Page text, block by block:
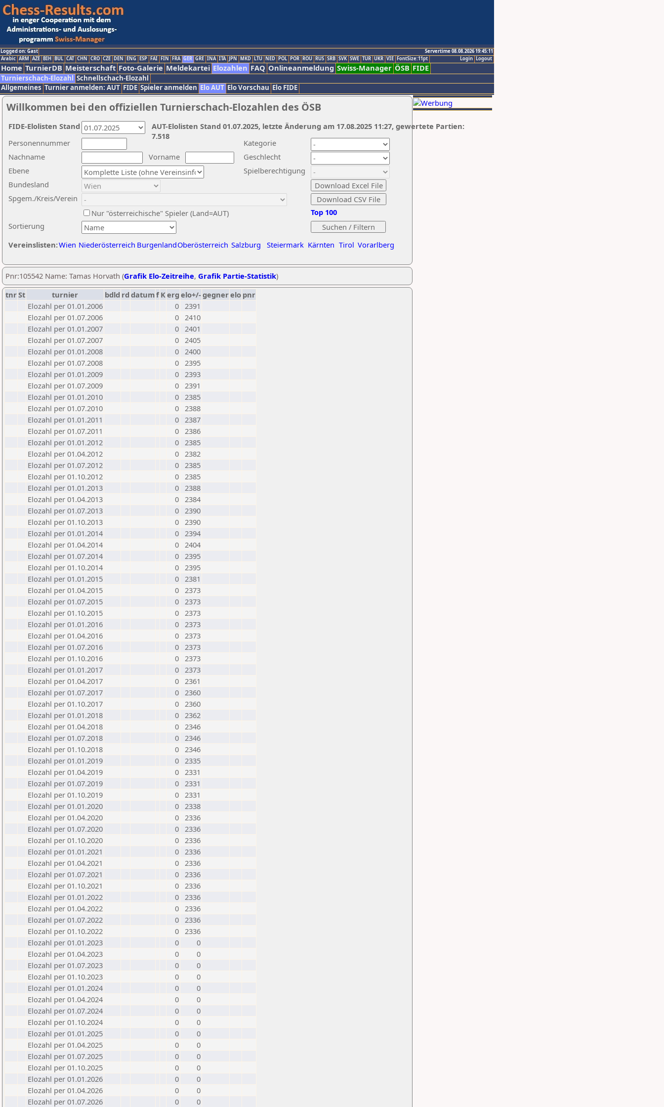
Logged on: Gast
Servertime 08.08.2026 19:45:11
Logout
Login
Arabic ARM AZE BIH BUL CAT CHN CRO CZE DEN ENG ESP FAI FIN FRA GER GRE INA ITA JPN MKD LTU NED POL POR ROU RUS SRB SVK SWE TUR UKR VIE FontSize:11pt
Home TurnierDB Meisterschaft Foto-Galerie Meldekartei Elozahlen FAQ Onlineanmeldung Swiss-Manager ÖSB FIDE
Turnierschach-Elozahl Schnellschach-Elozahl
Allgemeines Turnier anmelden: AUT FIDE Spieler anmelden Elo AUT Elo Vorschau Elo FIDE
Willkommen bei den offiziellen Turnierschach-Elozahlen des ÖSB
Nachname
Vorname
Ebene
Kategorie
Sortierung
Personennummer
Bundesland
Spgem./Kreis/Verein
Geschlecht
Nur "österreichische" Spieler (Land=AUT)
Spielberechtigung
Vereinslisten:Wien Niederösterreich BurgenlandOberösterreich Salzburg Steiermark Kärnten Tirol Vorarlberg
Top 100
AUT-Elolisten Stand 01.07.2025, letzte Änderung am 17.08.2025 11:27, gewertete Partien:
7.518
FIDE-Elolisten Stand
Pnr:105542 Name: Tamas Horvath (Grafik Elo-Zeitreihe, Grafik Partie-Statistik)
tnrSt turnier bdld rd datumf Kerg elo+/-gegnerelo pnr
Elozahl per 01.01.2006
0 2391
Elozahl per 01.07.2006
0 2410
Elozahl per 01.01.2007
0 2401
Elozahl per 01.07.2007
0 2405
Elozahl per 01.01.2008
0 2400
Elozahl per 01.07.2008
0 2395
Elozahl per 01.01.2009
0 2393
Elozahl per 01.07.2009
0 2391
Elozahl per 01.01.2010
0 2385
Elozahl per 01.07.2010
0 2388
Elozahl per 01.01.2011
0 2387
Elozahl per 01.07.2011
0 2386
Elozahl per 01.01.2012
0 2385
Elozahl per 01.04.2012
0 2382
Elozahl per 01.07.2012
0 2385
Elozahl per 01.10.2012
0 2385
Elozahl per 01.01.2013
0 2388
Elozahl per 01.04.2013
0 2384
Elozahl per 01.07.2013
0 2390
Elozahl per 01.10.2013
0 2390
Elozahl per 01.01.2014
0 2394
Elozahl per 01.04.2014
0 2404
Elozahl per 01.07.2014
0 2395
Elozahl per 01.10.2014
0 2395
Elozahl per 01.01.2015
0 2381
Elozahl per 01.04.2015
0 2373
Elozahl per 01.07.2015
0 2373
Elozahl per 01.10.2015
0 2373
Elozahl per 01.01.2016
0 2373
Elozahl per 01.04.2016
0 2373
Elozahl per 01.07.2016
0 2373
Elozahl per 01.10.2016
0 2373
Elozahl per 01.01.2017
0 2373
Elozahl per 01.04.2017
0 2361
Elozahl per 01.07.2017
0 2360
Elozahl per 01.10.2017
0 2360
Elozahl per 01.01.2018
0 2362
Elozahl per 01.04.2018
0 2346
Elozahl per 01.07.2018
0 2346
Elozahl per 01.10.2018
0 2346
Elozahl per 01.01.2019
0 2335
Elozahl per 01.04.2019
0 2331
Elozahl per 01.07.2019
0 2331
Elozahl per 01.10.2019
0 2331
Elozahl per 01.01.2020
0 2338
Elozahl per 01.04.2020
0 2336
Elozahl per 01.07.2020
0 2336
Elozahl per 01.10.2020
0 2336
Elozahl per 01.01.2021
0 2336
Elozahl per 01.04.2021
0 2336
Elozahl per 01.07.2021
0 2336
Elozahl per 01.10.2021
0 2336
Elozahl per 01.01.2022
0 2336
Elozahl per 01.04.2022
0 2336
Elozahl per 01.07.2022
0 2336
Elozahl per 01.10.2022
0 2336
Elozahl per 01.01.2023
0
0
Elozahl per 01.04.2023
0
0
Elozahl per 01.07.2023
0
0
Elozahl per 01.10.2023
0
0
Elozahl per 01.01.2024
0
0
Elozahl per 01.04.2024
0
0
Elozahl per 01.07.2024
0
0
Elozahl per 01.10.2024
0
0
Elozahl per 01.01.2025
0
0
Elozahl per 01.04.2025
0
0
Elozahl per 01.07.2025
0
0
Elozahl per 01.10.2025
0
0
Elozahl per 01.01.2026
0
0
Elozahl per 01.04.2026
0
0
Elozahl per 01.07.2026
0 0